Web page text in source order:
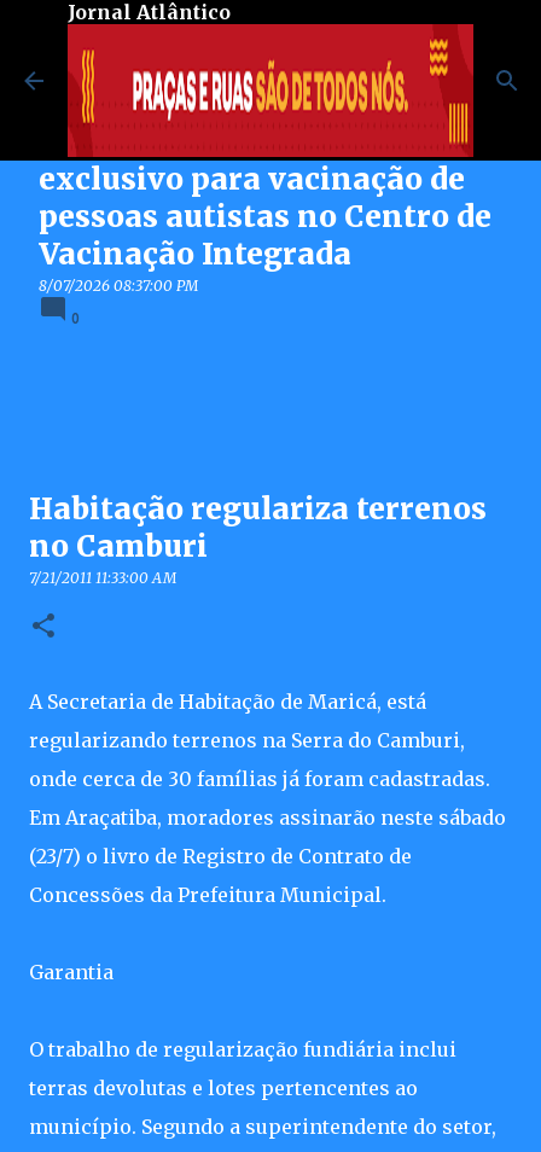
Pular para o conteúdo principal
Jornal Atlântico
Maricá inaugura espaço
exclusivo para vacinação de
pessoas autistas no Centro de
Vacinação Integrada
8/07/2026 08:37:00 PM
0
Habitação regulariza terrenos
no Camburi
7/21/2011 11:33:00 AM
A Secretaria de Habitação de Maricá, está
regularizando terrenos na Serra do Camburi,
onde cerca de 30 famílias já foram cadastradas.
Em Araçatiba, moradores assinarão neste sábado
(23/7) o livro de Registro de Contrato de
Concessões da Prefeitura Municipal.
Garantia
O trabalho de regularização fundiária inclui
terras devolutas e lotes pertencentes ao
município. Segundo a superintendente do setor,